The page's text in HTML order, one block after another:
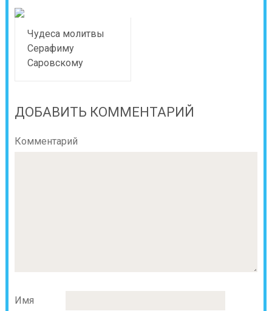
Чудеса молитвы
Серафиму
Саровскому
ДОБАВИТЬ КОММЕНТАРИЙ
Комментарий
Имя